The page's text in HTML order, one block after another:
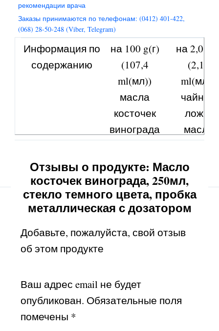
рекомендации врача
Заказы принимаются по телефонам: (0412) 401-422,
(068) 28-50-248 (Viber, Telegram)
Информация по
содержанию
на 100 g(г)
(107,4
ml(мл))
масла
косточек
винограда
на 2,0
(2,15
ml(мл)),
чайную
ложку
масла
Калорийность,
kСаl(ккал)
898,0 18,00
Углеводы, g(г)
0,00
Трансизомеры
в пересчёте на
метилелаидат,
не
обнаружено
Отзывы о продукте: Масло
косточек винограда, 250мл,
стекло темного цвета, пробка
металлическая с дозатором
Добавьте, пожалуйста, свой отзыв
об этом продукте
Ваш адрес email не будет
опубликован. Обязательные поля
помечены *